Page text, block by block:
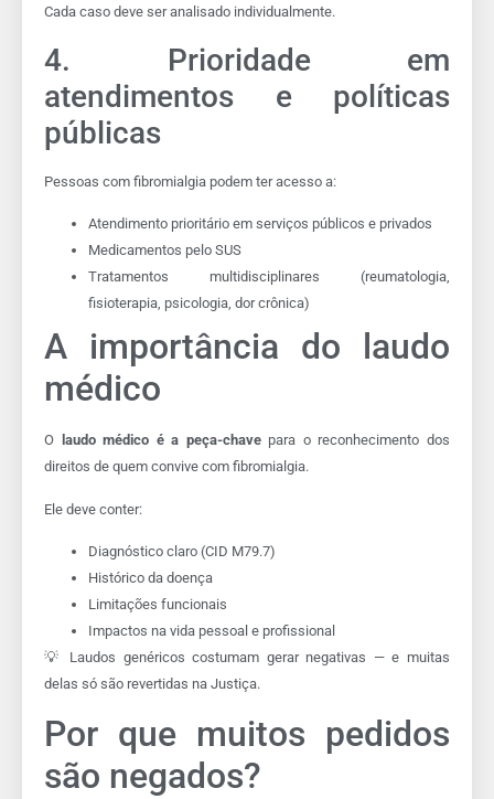
Cada caso deve ser analisado individualmente.
4. Prioridade em
atendimentos e políticas
públicas
Pessoas com fibromialgia podem ter acesso a:
Atendimento prioritário em serviços públicos e privados
Medicamentos pelo SUS
Tratamentos multidisciplinares (reumatologia,
fisioterapia, psicologia, dor crônica)
A importância do laudo
médico
O laudo médico é a peça-chavepara o reconhecimento dos
direitos de quem convive com fibromialgia.
Ele deve conter:
Diagnóstico claro (CID M79.7)
Histórico da doença
Limitações funcionais
Impactos na vida pessoal e profissional
💡 Laudos genéricos costumam gerar negativas — e muitas
delas só são revertidas na Justiça.
Por que muitos pedidos
são negados?